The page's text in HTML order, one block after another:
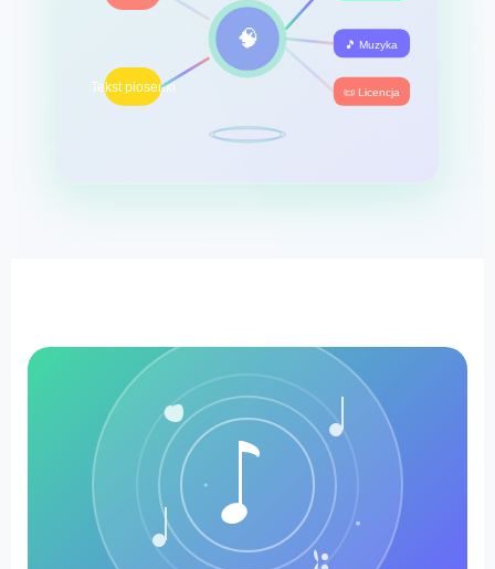
🧠
Tekst piosenki
🎵 Muzyka
📜 Licencja